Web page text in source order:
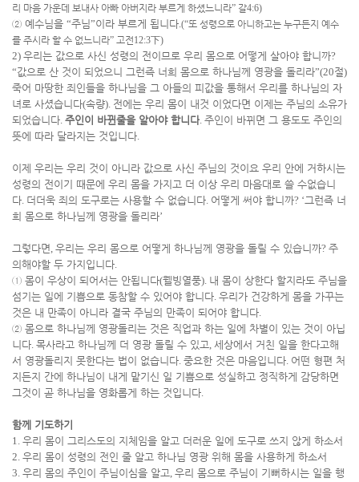
리 마음 가운데 보내사 아빠 아버지라 부르게 하셨느니라” 갈4:6)
② 예수님을 “주님”이라 부르게 됩니다.(“또 성령으로 아니하고는 누구든지 예수
를 주시라 할 수 없느니라” 고전12:3下)
2) 우리는 값으로 사신 성령의 전이므로 우리 몸으로 어떻게 살아야 합니까?
“값으로 산 것이 되었으니 그런즉 너희 몸으로 하나님께 영광을 돌리라”(20절)
죽어 마땅한 죄인들을 하나님을 그 아들의 피값을 통해서 우리를 하나님의 자
녀로 사셨습니다(속량). 전에는 우리 몸이 내것 이었다면 이제는 주님의 소유가
되었습니다. 주인이 바뀐줄을 알아야 합니다. 주인이 바뀌면 그 용도도 주인의
뜻에 따라 달라지는 것입니다.
이제 우리는 우리 것이 아니라 값으로 사신 주님의 것이요 우리 안에 거하시는
성령의 전이기 때문에 우리 몸을 가지고 더 이상 우리 마음대로 쓸 수없습니
다. 더더욱 죄의 도구로는 사용할 수 없습니다. 어떻게 써야 합니까? ‘그런즉 너
희 몸으로 하나님께 영광을 돌리라’
그렇다면, 우리는 우리 몸으로 어떻게 하나님께 영광을 돌릴 수 있습니까? 주
의해야할 두 가지입니다.
① 몸이 우상이 되어서는 안됩니다(웰빙열풍). 내 몸이 상한다 할지라도 주님을
섬기는 일에 기쁨으로 동참할 수 있어야 합니다. 우리가 건강하게 몸을 가꾸는
것은 내 만족이 아니라 결국 주님의 만족이 되어야 합니다.
② 몸으로 하나님께 영광돌리는 것은 직업과 하는 일에 차별이 있는 것이 아닙
니다. 목사라고 하나님께 더 영광 돌릴 수 있고, 세상에서 거친 일을 한다고해
서 영광돌리지 못한다는 법이 없습니다. 중요한 것은 마음입니다. 어떤 형편 처
지든지 간에 하나님이 내게 맡기신 일 기쁨으로 성실하고 정직하게 감당하면
그것이 곧 하나님을 영화롭게 하는 것입니다.
함께 기도하기
1. 우리 몸이 그리스도의 지체임을 알고 더러운 일에 도구로 쓰지 않게 하소서
2. 우리 몸이 성령의 전인 줄 알고 하나님 영광 위해 몸을 사용하게 하소서
3. 우리 몸의 주인이 주님이심을 알고, 우리 몸으로 주님이 기뻐하시는 일을 행